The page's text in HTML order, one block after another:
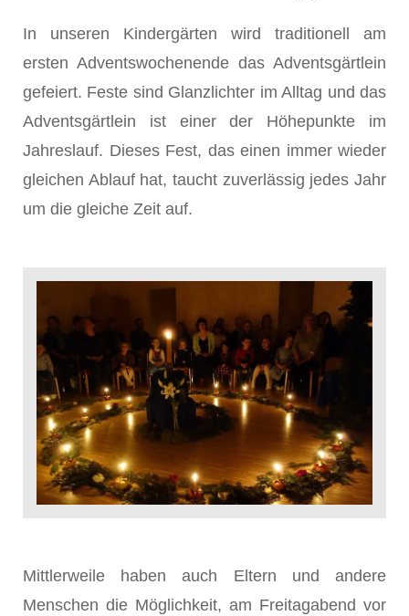
In unseren Kindergärten wird traditionell am
ersten Ad­ventswochenende das Adventsgärtlein
gefeiert. Feste sind Glanzlichter im Alltag und das
Adventsgärtlein ist einer der Höhepunkte im
Jahreslauf. Dieses Fest, das einen immer wieder
gleichen Ablauf hat, taucht zuverlässig jedes Jahr
um die gleiche Zeit auf.
Mittlerweile haben auch Eltern und andere
Menschen die Möglichkeit, am Freitagabend vor